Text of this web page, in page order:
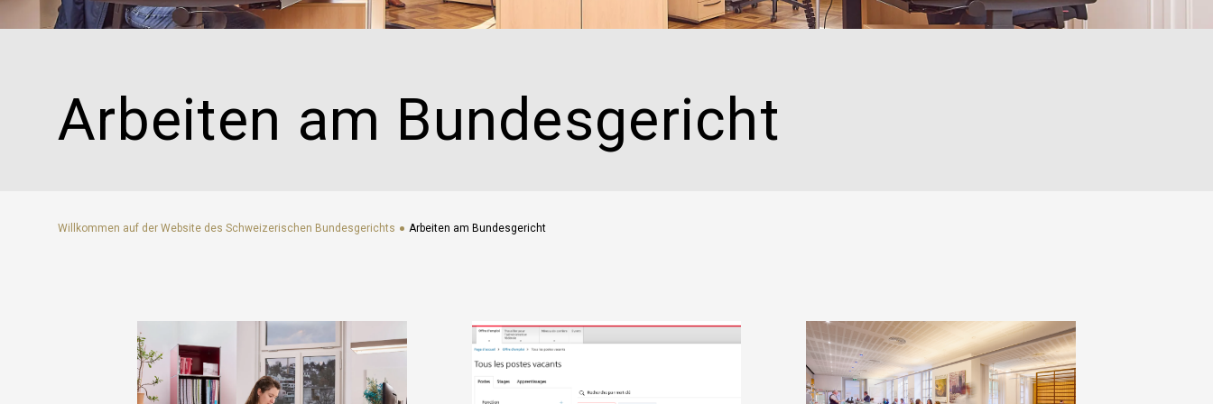
Elektronischer Verkehr
eDossier Gerichte / Justitia 4.0
Internationales Haager Richternetzwerk
Bundesverwaltungsgericht und das Bundespatentgericht
zum Bundesgericht?
Kann das Bundesgericht besichtigt werden ?
Kann eine öffentliche Beratung mitverfolgt werden?
Erteilt das Bundesgericht juristische Auskünfte?
Muss ich durch einen Anwalt vertreten werden?
Beschwerde?
Kann ich eine Beschwerde auch einreichen, wenn ich nicht
über die erforderlichen Mittel verfüge (unentgeltliche
Welche Bedeutung haben Bundesgerichtsentscheide?
Social media
Arbeiten am Bundesgericht
Willkommen auf der Website des Schweizerischen Bundesgerichts Arbeiten am Bundesgericht